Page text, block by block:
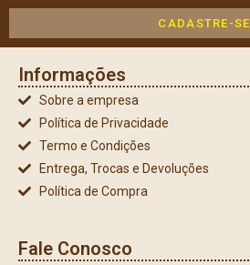
CADASTRE-SE
Informações
Sobre a empresa
Política de Privacidade
Termo e Condições
Entrega, Trocas e Devoluções
Política de Compra
Fale Conosco